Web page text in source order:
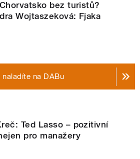
bez turistů?
Wojtaszeková: Fjaka
naladíte na DABu
Ted Lasso – pozitivní
pro manažery